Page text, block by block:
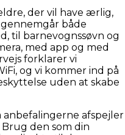
der vil have ærlig,
både
til barnevognssøvn og
med app og med
forklarer vi
og vi kommer ind på
uden at skabe
anbefalingerne afspejler
den som din